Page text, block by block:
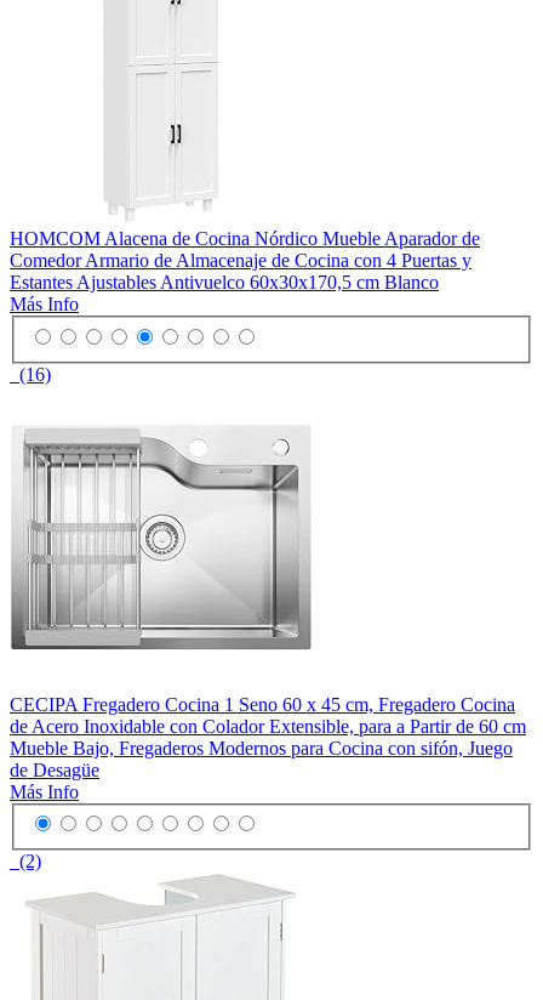
HOMCOM Alacena de Cocina Nórdico Mueble Aparador de
Comedor Armario de Almacenaje de Cocina con 4 Puertas y
Estantes Ajustables Antivuelco 60x30x170,5 cm Blanco
Más Info
(16)
CECIPA Fregadero Cocina 1 Seno 60 x 45 cm, Fregadero Cocina
de Acero Inoxidable con Colador Extensible, para a Partir de 60 cm
Mueble Bajo, Fregaderos Modernos para Cocina con sifón, Juego
de Desagüe
Más Info
(2)